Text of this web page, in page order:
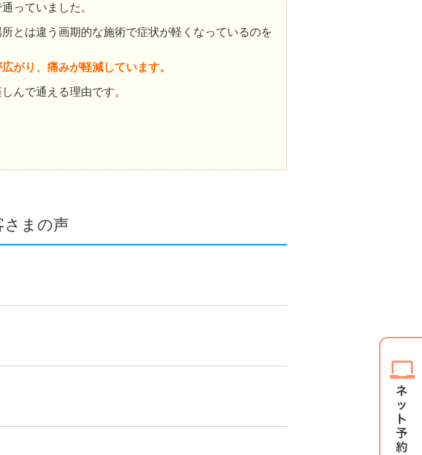
っていました。
とは違う画期的な施術で症状が軽くなっているのを
がり、痛みが軽減しています。
んで通える理由です。
さまの声